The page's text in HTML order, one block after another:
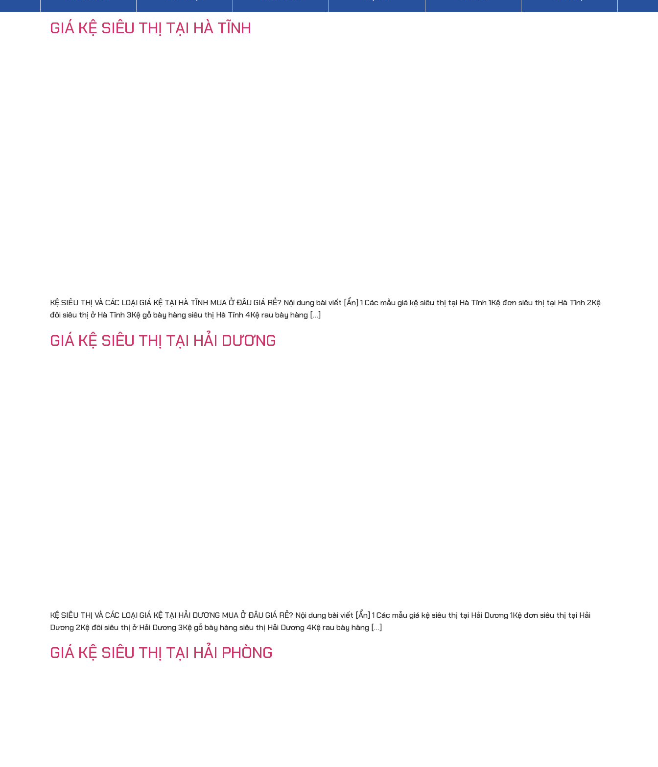
GIÁ KỆ SIÊU THỊ TẠI HÀ TĨNH
KỆ SIÊU THỊ VÀ CÁC LOẠI GIÁ KỆ TẠI HÀ TĨNH MUA Ở ĐÂU GIÁ RẺ? Nội dung bài viết [Ẩn] 1 Các mẫu giá kệ siêu thị tại Hà Tĩnh 1Kệ đơn siêu thị tại Hà Tĩnh 2Kệ
đôi siêu thị ở Hà Tĩnh 3Kệ gỗ bày hàng siêu thị Hà Tĩnh 4Kệ rau bày hàng […]
GIÁ KỆ SIÊU THỊ TẠI HẢI DƯƠNG
KỆ SIÊU THỊ VÀ CÁC LOẠI GIÁ KỆ TẠI HẢI DƯƠNG MUA Ở ĐÂU GIÁ RẺ? Nội dung bài viết [Ẩn] 1 Các mẫu giá kệ siêu thị tại Hải Dương 1Kệ đơn siêu thị tại Hải
Dương 2Kệ đôi siêu thị ở Hải Dương 3Kệ gỗ bày hàng siêu thị Hải Dương 4Kệ rau bày hàng […]
GIÁ KỆ SIÊU THỊ TẠI HẢI PHÒNG